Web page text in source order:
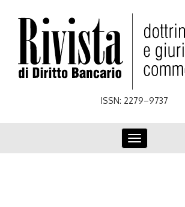
ISSN: 2279–9737
Toggle
navigation